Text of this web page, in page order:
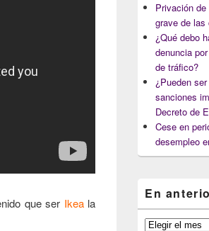
que ser Ikeala
Privación
grave de las
¿Qué debo
denuncia
de tráfico?
¿Pueden
sanciones
Decreto de
Cese en
desempleo
En
En